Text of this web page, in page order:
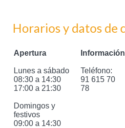
Horarios y datos de
Apertura
Lunes a sábado
08:30 a 14:30
17:00 a 21:30
Domingos y
festivos
09:00 a 14:30
Información
Teléfono:
91 615 70
78